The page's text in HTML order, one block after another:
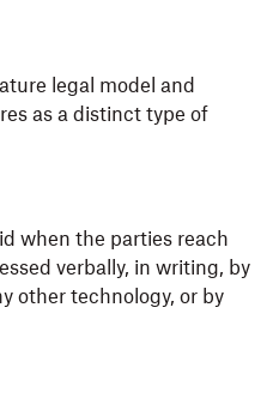
legal model and
as a distinct type of
when the parties reach
verbally, in writing, by
other technology, or by